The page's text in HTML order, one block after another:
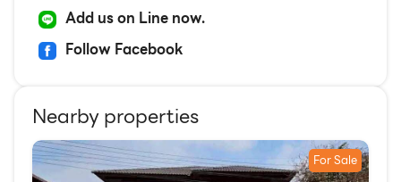
Add us on Line now.
Follow Facebook
Nearby properties
For Sale